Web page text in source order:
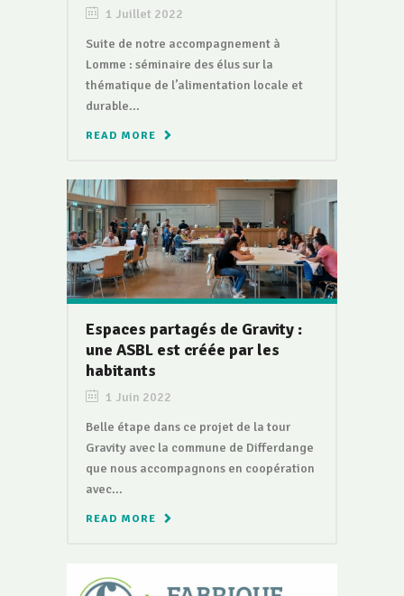
1 Juillet 2022
Suite de notre accompagnement à
Lomme : séminaire des élus sur la
thématique de l’alimentation locale et
durable...
READ MORE
Espaces partagés de Gravity :
une ASBL est créée par les
habitants
1 Juin 2022
Belle étape dans ce projet de la tour
Gravity avec la commune de Differdange
que nous accompagnons en coopération
avec...
READ MORE